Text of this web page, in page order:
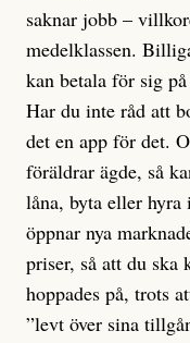
saknar jobb –
medelklassen.
kan betala för sig
Har du inte råd att
det en app för det.
föräldrar ägde, så
låna, byta eller
öppnar nya
priser, så att du ska
hoppades på, trots
”levt över sina